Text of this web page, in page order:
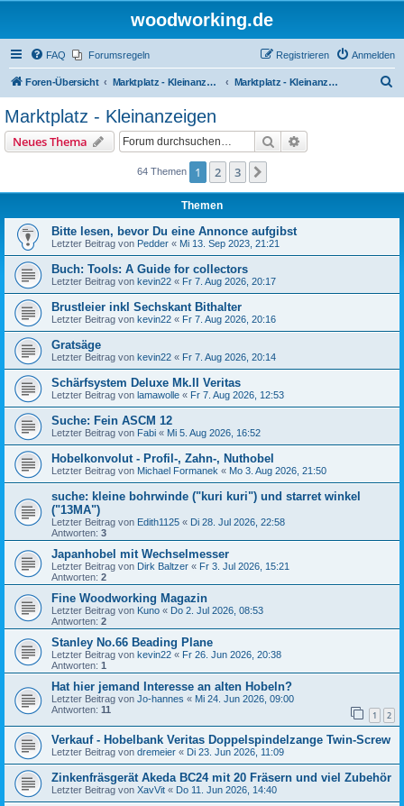
woodworking.de
FAQ Forumsregeln Anmelden
Registrieren
Foren-Übersicht Marktplatz - Kleinanzeigen auf Woodworking.de Marktplatz - Kleinanzeigen
Marktplatz - Kleinanzeigen
Neues Thema Suche
64 Themen 1 2 3
Themen
Bitte lesen, bevor Du eine Annonce aufgibst
Letzter Beitrag von Pedder « Mi 13. Sep 2023, 21:21
Buch: Tools: A Guide for collectors
Letzter Beitrag von kevin22 « Fr 7. Aug 2026, 20:17
Brustleier inkl Sechskant Bithalter
Letzter Beitrag von kevin22 « Fr 7. Aug 2026, 20:16
Gratsäge
Letzter Beitrag von kevin22 « Fr 7. Aug 2026, 20:14
Schärfsystem Deluxe Mk.II Veritas
Letzter Beitrag von lamawolle « Fr 7. Aug 2026, 12:53
Suche: Fein ASCM 12
Letzter Beitrag von Fabi « Mi 5. Aug 2026, 16:52
Hobelkonvolut - Profil-, Zahn-, Nuthobel
Letzter Beitrag von Michael Formanek « Mo 3. Aug 2026, 21:50
suche: kleine bohrwinde ("kuri kuri") und starret winkel
("13MA")
Letzter Beitrag von Edith1125 « Di 28. Jul 2026, 22:58
Antworten: 3
Japanhobel mit Wechselmesser
Letzter Beitrag von Dirk Baltzer « Fr 3. Jul 2026, 15:21
Antworten: 2
Fine Woodworking Magazin
Letzter Beitrag von Kuno « Do 2. Jul 2026, 08:53
Antworten: 2
Stanley No.66 Beading Plane
Letzter Beitrag von kevin22 « Fr 26. Jun 2026, 20:38
Antworten: 1
Hat hier jemand Interesse an alten Hobeln?
Letzter Beitrag von Jo-hannes « Mi 24. Jun 2026, 09:00
Antworten: 11 1 2
Verkauf - Hobelbank Veritas Doppelspindelzange Twin-Screw
Letzter Beitrag von dremeier « Di 23. Jun 2026, 11:09
Zinkenfräsgerät Akeda BC24 mit 20 Fräsern und viel Zubehör
Letzter Beitrag von XavVit « Do 11. Jun 2026, 14:40